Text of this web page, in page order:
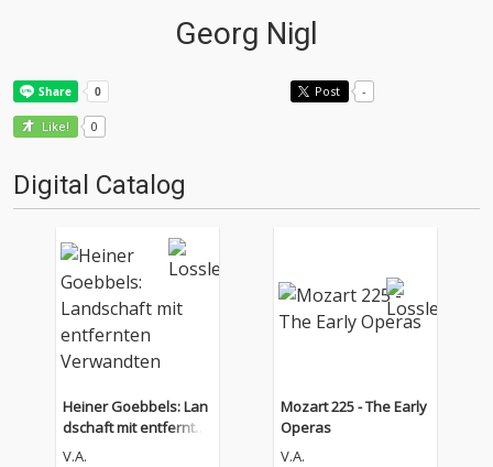
Georg Nigl
Post -
Like! 0
Digital Catalog
Heiner Goebbels: Lan
dschaft mit entfernten
Verwandten
V.A.
Mozart 225 - The Early
Operas
V.A.